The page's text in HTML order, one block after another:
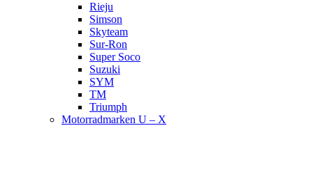
Rieju
Simson
Skyteam
Sur-Ron
Super Soco
Suzuki
SYM
TM
Triumph
Motorradmarken U – X